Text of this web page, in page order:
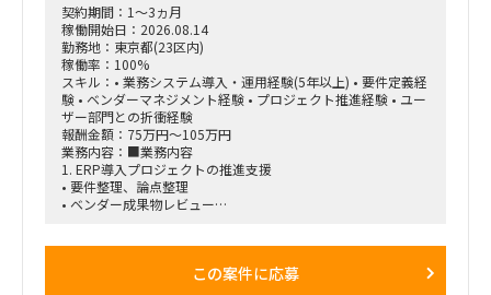
設計
・AIエージェントの設計・作り込み
・ネットワーク知識が浅いメンバーへの説明、教育・仕組み化
・プロジェクト推進、課題整理、改善提案
■求める人物像
・プロジェクトを主体的にリードできる方
・不足している論点や課題を自ら発見し、改善提案まで行える
方
・ネットワークと生成AIの双方に知見を持ち、両領域をつなげ
て設計できる方
・技術的な内容を、ネットワーク知識が浅いメンバーにも分か
・「なぜこの観点を確認する必要があるのか」という背景まで
契約期間：1～3ヵ月
稼働開始日：2026.08.14
勤務地：東京都(23区内)
稼働率：100%
スキル：• 業務システム導入・運用経験(5年以上) • 要件定義経
験 • ベンダーマネジメント経験 • プロジェクト推進経験 • ユー
ザー部門との折衝経験
報酬金額：75万円～105万円
業務内容：■業務内容
1. ERP導入プロジェクトの推進支援
• 要件整理、論点整理
• ベンダー成果物レビュー
• 会議運営および議事録作成この案件に応募